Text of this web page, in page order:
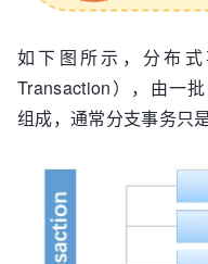
如下图所示，分布
Transaction），由一
组成，通常分支事务只